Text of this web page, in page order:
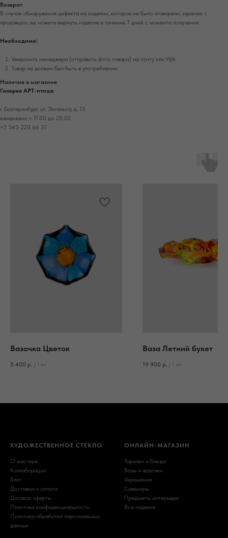
Возврат
В случае обнаружения дефекта на изделии, которое не было оговорено заранее с
продавцом, вы можете вернуть изделие в течение 7 дней с момента получения.
Необходимо:
Уведомить менеджера (отправить фото товара) на почту или W/А
Товар не должен был быть в употреблении
Наличие в магазине
Галерея АРТ-птица
г. Екатеринбург, ул. Энгельса, д. 15
ежедневно с 11.00 до 20.00
+7 343 220 66 51
Вазочка Цветок
5 400 р. / 1 шт
Ваза Летний букет
19 900 р. / 1 шт
ХУДОЖЕСТВЕННОЕ СТЕКЛО
О мастере
Коллаборации
Блог
Доставка и оплата
Договор оферты
Политика конфиденциальности
Политика обработки персональных
данных
ОНЛАЙН-МАГАЗИН
Тарелки и блюда
Вазы и вазочки
Украшения
Сувениры
Предметы интерьера
Все изделия